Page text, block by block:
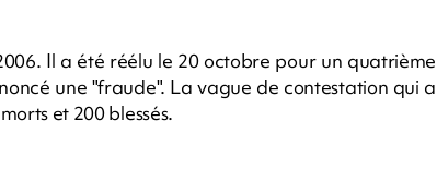
Il a été réélu le 20 octobre pour un quatrième
une "fraude". La vague de contestation qui a
et 200 blessés.